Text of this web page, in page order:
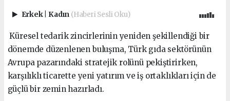
Erkek Kadın (Haberi Sesli Oku)
Küresel tedarik zincirlerinin yeniden şekillendiği bir
dönemde düzenlenen buluşma, Türk gıda sektörünün
Avrupa pazarındaki stratejik rolünü pekiştirirken,
karşılıklı ticarette yeni yatırım ve iş ortaklıkları için de
güçlü bir zemin hazırladı.